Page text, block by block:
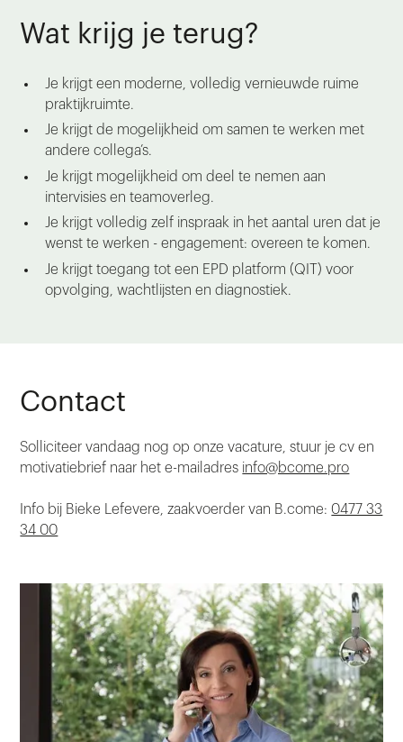
Wat krijg je terug?
Je krijgt een moderne, volledig vernieuwde ruime
praktijkruimte.
Je krijgt de mogelijkheid om samen te werken met
andere collega’s.
Je krijgt mogelijkheid om deel te nemen aan
intervisies en teamoverleg.
Je krijgt volledig zelf inspraak in het aantal uren dat je
wenst te werken - engagement: overeen te komen.
Je krijgt toegang tot een EPD platform (QIT) voor
opvolging, wachtlijsten en diagnostiek.
Contact
Solliciteer vandaag nog op onze vacature, stuur je cv en
motivatiebrief naar het e-mailadres info@bcome.pro
Info bij Bieke Lefevere, zaakvoerder van B.come: 0477 33
34 00